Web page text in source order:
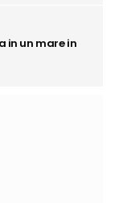
in un mare in